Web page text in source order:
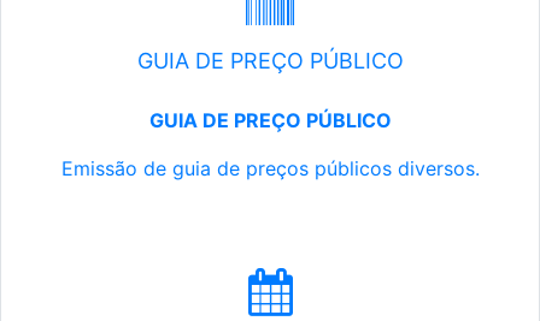
GUIA DE PREÇO PÚBLICO
GUIA DE PREÇO PÚBLICO
Emissão de guia de preços públicos diversos.